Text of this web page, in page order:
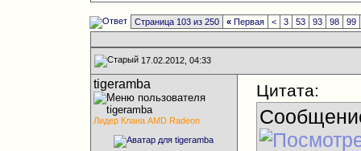
Страница 103 из 250 « Первая < 3 53 93 98 99
17.02.2012, 04:33
tigeramba
Лидер Клана AMD Radeon
Цитата: